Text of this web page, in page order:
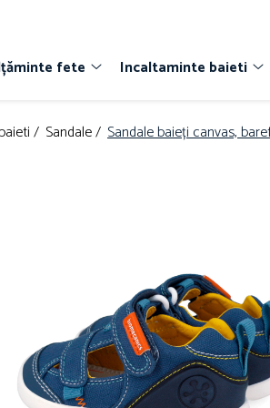
fete Incaltaminte baieti
/ Sandale / Sandale baieți canvas,